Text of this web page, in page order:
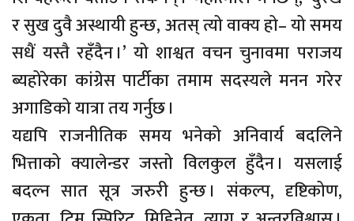
र सुख दुवै अस्थायी हुन्छ, अतस् त्यो वाक्य हो– यो समय
सधैं यस्तै रहँदैन ।’ यो शाश्वत वचन चुनावमा पराजय
ब्यहोरेका कांग्रेस पार्टीका तमाम सदस्यले मनन गरेर
अगाडिको यात्रा तय गर्नुछ ।
यद्यपि राजनीतिक समय भनेको अनिवार्य बदलिने
भित्ताको क्यालेन्डर जस्तो विलकुल हुँदैन । यसलाई
बदल्न सात सूत्र जरुरी हुन्छ । संकल्प, दृष्टिकोण,